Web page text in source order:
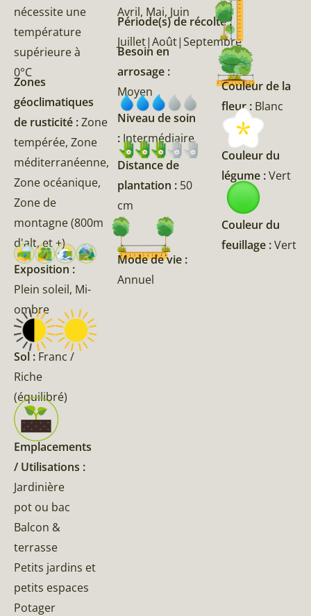
nécessite une
température
supérieure à
0°C
Zones
géoclimatiques
de rusticité :Zone
tempérée, Zone
méditerranéenne,
Zone océanique,
Zone de
montagne (800m
d'alt, et +)
Exposition :
Plein soleil, Mi-
ombre
Sol : Franc /
Riche
(équilibré)
Emplacements
/ Utilisations :
Jardinière
pot ou bac
Balcon &
terrasse
Petits jardins et
petits espaces
Potager
Avril, Mai, Juin
Période(s) de récolte :
Juillet|Août|Septembre
Besoin en
arrosage :
Moyen
Niveau de soin
: Intermédiaire
Distance de
plantation : 50
cm
Mode de vie :
Annuel
Couleur de la
fleur : Blanc
Couleur du
légume :Vert
Couleur du
feuillage :Vert